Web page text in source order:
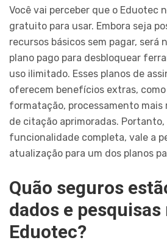
Você vai perceber que o Eduotec
gratuito para usar. Embora seja
recursos básicos sem pagar, será
plano pago para desbloquear
uso ilimitado. Esses planos de
oferecem benefícios extras,
formatação, processamento
de citação aprimoradas. Portanto,
funcionalidade completa, vale a
atualização para um dos planos
Quão seguros
dados e pesquisas
Eduotec?